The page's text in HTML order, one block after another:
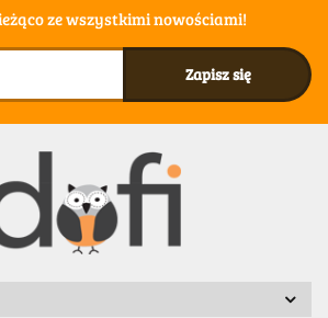
ze wszystkimi nowościami!